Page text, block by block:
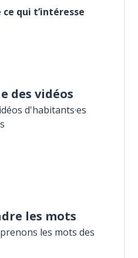
qui t’intéresse
des vidéos
d'habitants·es
les mots
les mots des